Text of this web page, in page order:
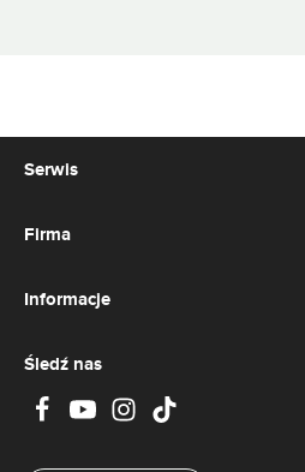
Serwis
Firma
Informacje
Śledź nas